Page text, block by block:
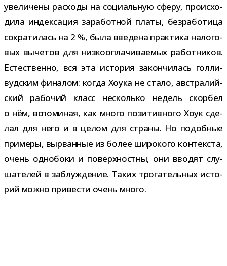
уве­ли­чены рас­ходы на соци­аль­ную сферу, про­ис­хо­
дила индек­са­ция зара­бот­ной платы, без­ра­бо­тица
сокра­ти­лась на 2 %, была вве­дена прак­тика нало­го­
вых выче­тов для низ­ко­опла­чи­ва­е­мых работ­ни­ков.
Естественно, вся эта исто­рия закон­чи­лась гол­ли­
вуд­ским фина­лом: когда Хоука не стало, австра­лий­
ский рабо­чий класс несколько недель скор­бел
о нём, вспо­ми­ная, как много пози­тив­ного Хоук сде­
лал для него и в целом для страны. Но подоб­ные
при­меры, вырван­ные из более широ­кого кон­тек­ста,
очень одно­боки и поверх­ностны, они вво­дят слу­
ша­те­лей в заблуж­де­ние. Таких тро­га­тель­ных исто­
рий можно при­ве­сти очень много.